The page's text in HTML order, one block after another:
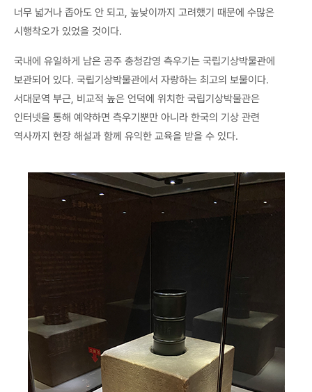
너무 넓거나 좁아도 안 되고, 높낮이까지 고려했기 때문에 수많은
시행착오가 있었을 것이다.
국내에 유일하게 남은 공주 충청감영 측우기는 국립기상박물관에
보관되어 있다. 국립기상박물관에서 자랑하는 최고의 보물이다.
서대문역 부근, 비교적 높은 언덕에 위치한 국립기상박물관은
인터넷을 통해 예약하면 측우기뿐만 아니라 한국의 기상 관련
역사까지 현장 해설과 함께 유익한 교육을 받을 수 있다.